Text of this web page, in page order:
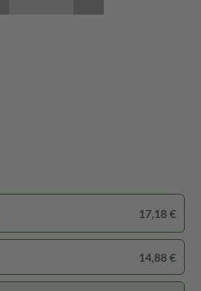
17,18 €
14,88 €